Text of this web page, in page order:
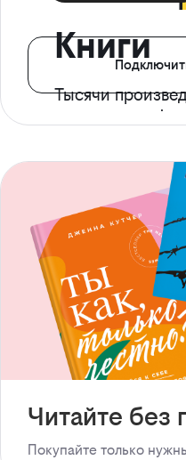
Книги
Тысячи
с доступом
Читайте без
Покупайте только